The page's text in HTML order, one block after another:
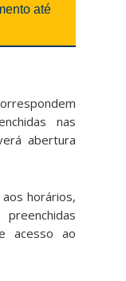
até
nas
abertura
horários,
acesso ao